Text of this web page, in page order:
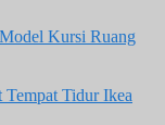
Model Kursi Ruang
Tempat Tidur Ikea